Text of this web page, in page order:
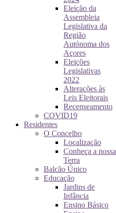
Eleição da
Assembleia
Legislativa da
Região
Autónoma dos
Açores
Eleições
Legislativas
2022
Alterações às
Leis Eleitorais
Recenseamento
COVID19
Residentes
O Concelho
Localização
Conheça a nossa
Terra
Balcão Único
Educação
Jardins de
Infância
Ensino Básico